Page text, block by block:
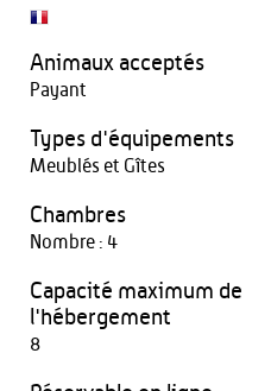
Animaux acceptés
Payant
Types d'équipements
Meublés et Gîtes
Chambres
Nombre : 4
Capacité maximum de
l'hébergement
8